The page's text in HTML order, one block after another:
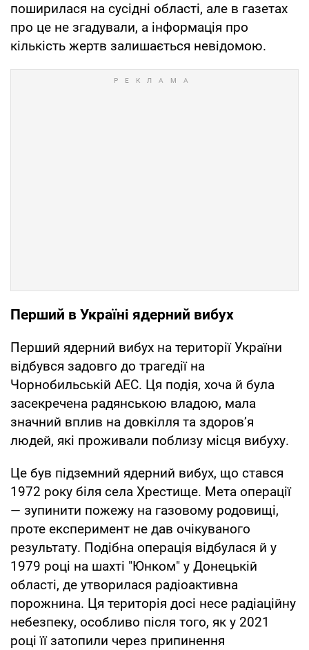
поширилася на сусідні області, але в газетах
про це не згадували, а інформація про
кількість жертв залишається невідомою.
Перший в Україні ядерний вибух
Перший ядерний вибух на території України
відбувся задовго до трагедії на
Чорнобильській АЕС. Ця подія, хоча й була
засекречена радянською владою, мала
значний вплив на довкілля та здоров’я
людей, які проживали поблизу місця вибуху.
Це був підземний ядерний вибух, що стався
1972 року біля села Хрестище. Мета операції
— зупинити пожежу на газовому родовищі,
проте експеримент не дав очікуваного
результату. Подібна операція відбулася й у
1979 році на шахті "Юнком" у Донецькій
області, де утворилася радіоактивна
порожнина. Ця територія досі несе радіаційну
небезпеку, особливо після того, як у 2021
році її затопили через припинення